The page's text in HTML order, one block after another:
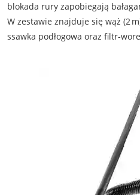
blokada rury zapobiegają
W zestawie znajduje się wąż (2
ssawka podłogowa oraz